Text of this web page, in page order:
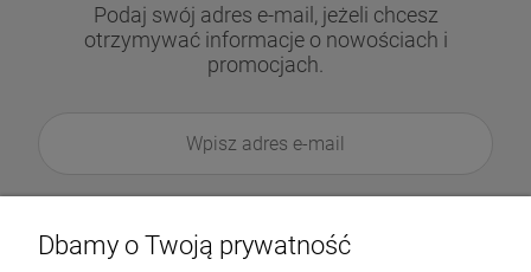
Podaj swój adres e-mail, jeżeli chcesz
otrzymywać informacje o nowościach i
promocjach.
Dbamy o Twoją prywatność